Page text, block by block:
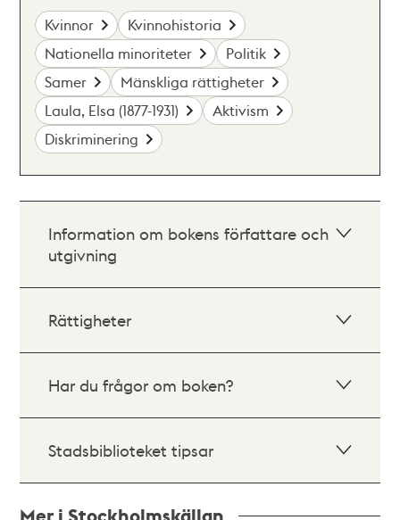
Kvinnor
Kvinnohistoria
Nationella minoriteter
Politik
Samer
Mänskliga rättigheter
Laula, Elsa (1877-1931)
Aktivism
Diskriminering
Information om bokens författare och
utgivning
Rättigheter
Har du frågor om boken?
Stadsbiblioteket tipsar